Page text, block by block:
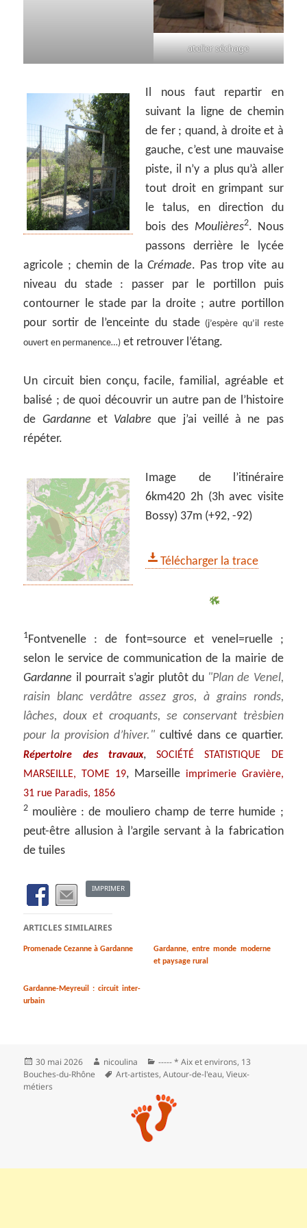
atelier séchage
Il nous faut repartir en
suivant la ligne de chemin
de fer ; quand, à droite et à
gauche, c’est une mauvaise
piste, il n’y a plus qu’à aller
tout droit en grimpant sur
le talus, en direction du
bois des Moulières2. Nous
passons derrière le lycée
agricole ; chemin de laCrémade. Pas trop vite au
niveau du stade : passer par le portillon puis
contourner le stade par la droite ; autre portillon
pour sortir de l’enceinte du stade (j’espère qu’il reste
ouvert en permanence…) et retrouver l’étang.
Un circuit bien conçu, facile, familial, agréable et
balisé ; de quoi découvrir un autre pan de l’histoire
de Gardanne et Valabre que j’ai veillé à ne pas
répéter.
Image de l’itinéraire
6km420 2h (3h avec visite
Bossy) 37m (+92, -92)
Télécharger la trace
1Fontvenelle : de font=source et venel=ruelle ;
selon le service de communication de la mairie de
Gardanne il pourrait s’agir plutôt du
Plan de Venel,
raisin blanc verdâtre assez gros, à grains ronds,
lâches, doux et croquants, se conservant trèsbien
pour la provision d’hiver.
cultivé dans ce quartier.
Répertoire des travaux,SOCIÉTÉ STATISTIQUE DE
MARSEILLE, TOME 19, Marseille imprimerie Gravière,
31 rue Paradis, 1856
2 moulière : de mouliero champ de terre humide ;
peut-être allusion à l’argile servant à la fabrication
de tuiles
IMPRIMER
ARTICLES SIMILAIRES
Promenade Cezanne à Gardanne
Gardanne, entre monde moderne
et paysage rural
Gardanne-Meyreuil : circuit inter-
urbain
Publié
le
30 mai 2026 Auteur
nicoulina Catégories
----- * Aix et environs, 13
Bouches-du-Rhône
Mots-
clés
Art-artistes,Autour-de-l'eau,Vieux-
métiers